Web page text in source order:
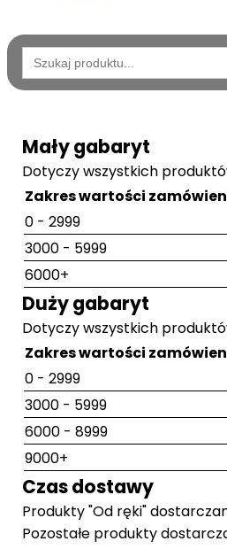
Wyszukaj:
Mały gabaryt
Dotyczy wszystkich
Zakres wartości
0 - 2999
3000 - 5999
6000+
Duży gabaryt
Dotyczy wszystkich
Zakres wartości
0 - 2999
3000 - 5999
6000 - 8999
9000+
Czas dostawy
Produkty "Od ręki"
Pozostałe produkty